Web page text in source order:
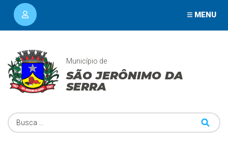
MENU
Município de
SÃO JERÔNIMO DA
SERRA